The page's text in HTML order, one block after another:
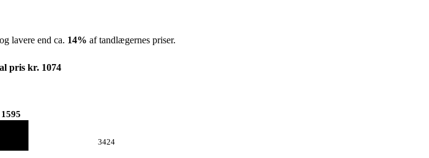
og lavere end ca. 14% af tandlægernes priser.
pris kr. 1074
1595
3424